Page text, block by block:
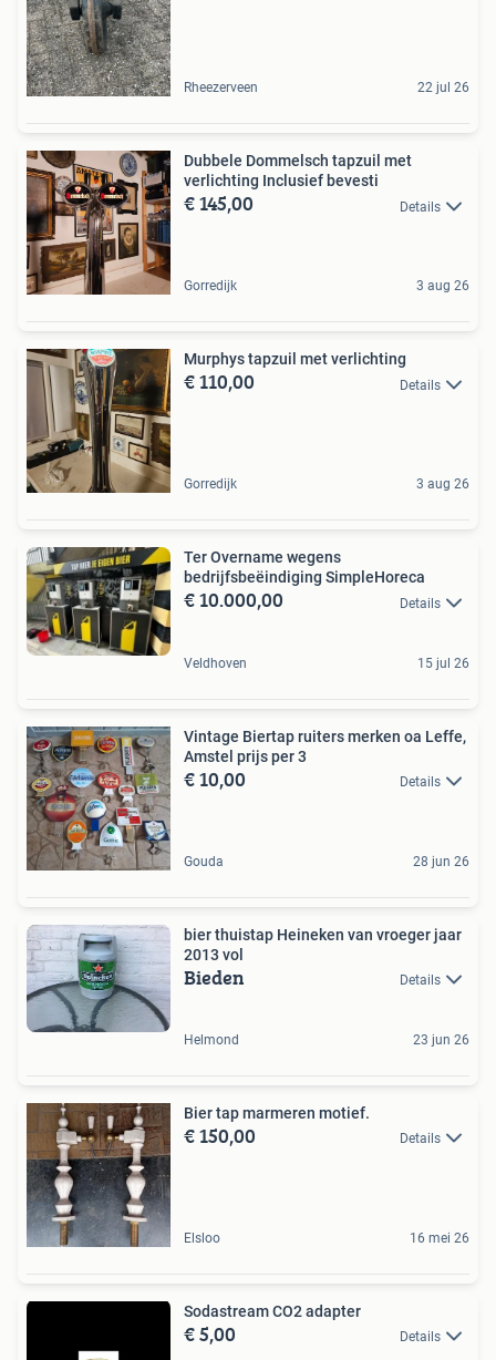
Rheezerveen 22 jul 26
Dubbele Dommelsch tapzuil met
verlichting Inclusief bevesti
€ 145,00 Details
Gorredijk 3 aug 26
Murphys tapzuil met verlichting
€ 110,00 Details
Gorredijk 3 aug 26
Ter Overname wegens
bedrijfsbeëindiging SimpleHoreca
€ 10.000,00 Details
Veldhoven 15 jul 26
Vintage Biertap ruiters merken oa Leffe,
Amstel prijs per 3
€ 10,00 Details
Gouda 28 jun 26
bier thuistap Heineken van vroeger jaar
2013 vol
Bieden Details
Helmond 23 jun 26
Bier tap marmeren motief.
€ 150,00 Details
Elsloo 16 mei 26
Sodastream CO2 adapter
€ 5,00 Details